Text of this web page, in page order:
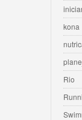
kona
Rio